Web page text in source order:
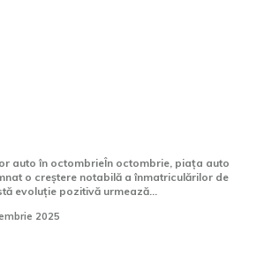
auto în octombrieÎn octombrie, piața auto
o creștere notabilă a înmatriculărilor de
evoluție pozitivă urmează...
2025